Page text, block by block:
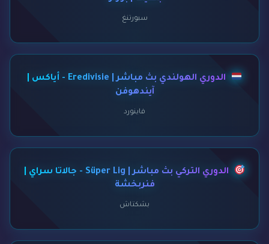
سبورتنغ
الدوري الهولندي بث مباشر | Eredivisie - أياكس |
آيندهوفن
فاينورد
الدوري التركي بث مباشر | Süper Lig - جالاتا سراي |
فنربخشة
بشكتاش